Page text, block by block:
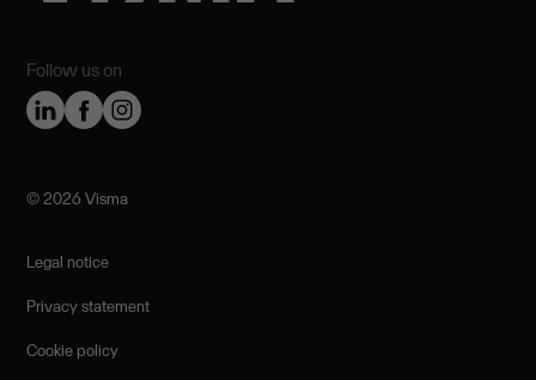
Follow us on
©️ 2026 Visma
Legal notice
Privacy statement
Cookie policy